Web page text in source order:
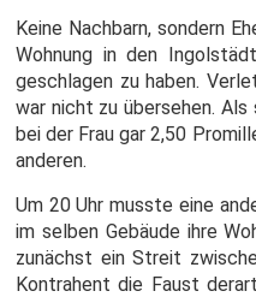
Keine Nachbarn, sondern
Wohnung in den
geschlagen zu haben.
war nicht zu übersehen.
bei der Frau gar 2,50
anderen.
Um 20 Uhr musste eine
im selben Gebäude ihre
zunächst ein Streit
Kontrahent die Faust